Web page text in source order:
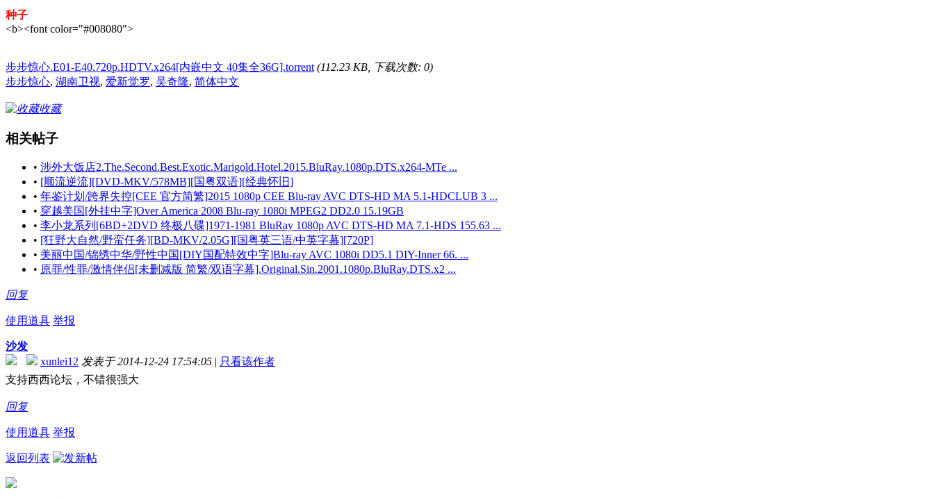
种子
<b><font color="#008080">
步步惊心.E01-E40.720p.HDTV.x264[内嵌中文 40集全36G].torrent (112.23 KB, 下载次数: 0)
步步惊心, 湖南卫视, 爱新觉罗, 吴奇隆, 简体中文
收藏
相关帖子
• 涉外大饭店2.The.Second.Best.Exotic.Marigold.Hotel.2015.BluRay.1080p.DTS.x264-MTe ...
• [顺流逆流][DVD-MKV/578MB][国粤双语][经典怀旧]
• 年鉴计划/跨界失控[CEE 官方简繁]2015 1080p CEE Blu-ray AVC DTS-HD MA 5.1-HDCLUB 3 ...
• 穿越美国[外挂中字]Over America 2008 Blu-ray 1080i MPEG2 DD2.0 15.19GB
• 李小龙系列[6BD+2DVD 终极八碟]1971-1981 BluRay 1080p AVC DTS-HD MA 7.1-HDS 155.63 ...
• [狂野大自然/野蛮任务][BD-MKV/2.05G][国粤英三语/中英字幕][720P]
• 美丽中国/锦绣中华/野性中国[DIY国配特效中字]Blu-ray AVC 1080i DD5.1 DIY-Inner 66. ...
• 原罪/性罪/激情伴侣[未删减版 简繁/双语字幕].Original.Sin.2001.1080p.BluRay.DTS.x2 ...
回复
使用道具 举报
沙发
xunlei12 发表于 2014-12-24 17:54:05 | 只看该作者
支持西西论坛，不错很强大
回复
使用道具 举报
返回列表